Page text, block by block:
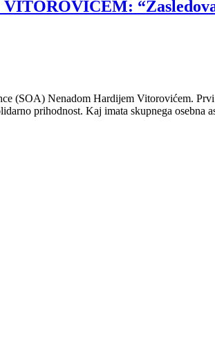
(SOA) Nenadom Hardijem Vitorovićem.
prihodnost. Kaj imata skupnega